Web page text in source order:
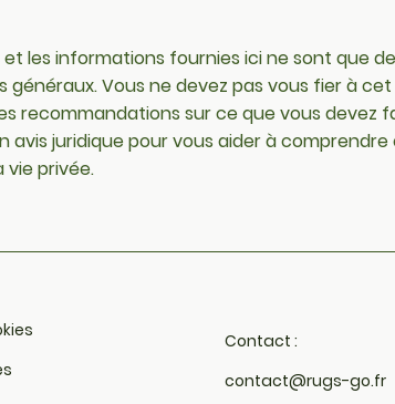
et les informations fournies ici ne sont que
généraux. Vous ne devez pas vous fier à
recommandations sur ce que vous devez
avis juridique pour vous aider à
privée.
Contact :
contact@rugs-go.fr